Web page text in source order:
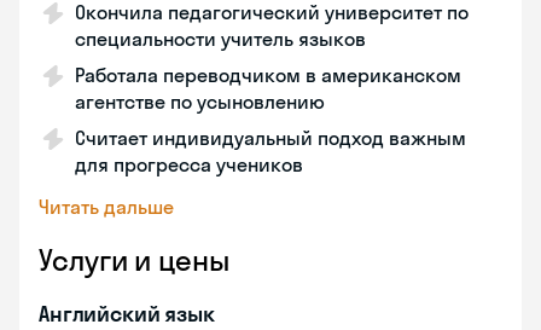
Окончила педагогический университет по
специальности учитель языков
Работала переводчиком в американском
агентстве по усыновлению
Считает индивидуальный подход важным
для прогресса учеников
Читать дальше
Услуги и цены
Английский язык